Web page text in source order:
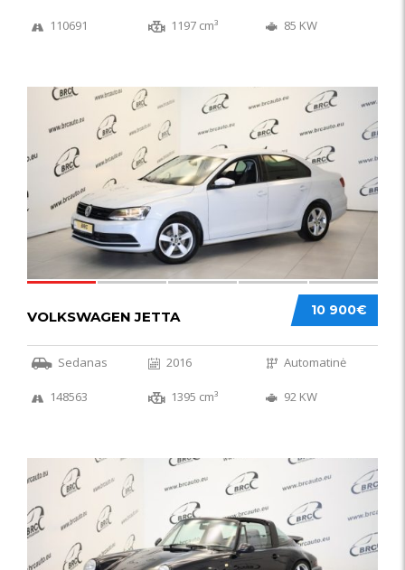
110691 1197 cm³ 85 KW
49
10 900€
VOLKSWAGEN JETTA
Sedanas 2016 Automatinė
148563 1395 cm³ 92 KW
59